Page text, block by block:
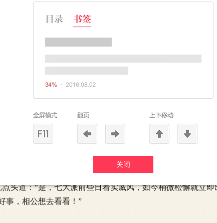
么生意？”小二回道：“是茶叶，花家先辈本是茶农，早些
建武夷山，武夷岩茶名闻天下，自是近水楼台。但这花
唬着脸如丧手足。
小二道：“你下去吧，先给咱们送桌酒菜，再吩咐厨房准
“相公，你猜是谁做的？”我思索道：“官府既如此定案
予买通官府……”我摇头笑道：“相公是说有白道中人向官
动吧。”
九华山法心禅师遇害之事，这两人一同参与了七派联盟
头道：“是，七大派前些日着实威风，如今稍微松懈就立
事，相公想去看看！”
关闭